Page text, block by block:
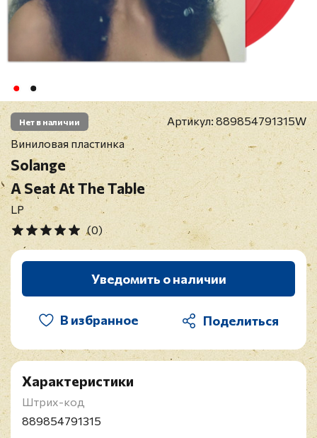
Нет в наличии Артикул:889854791315W
Виниловая пластинка
Solange
A Seat At The Table
LP
(0)
Уведомить о наличии
В избранное
Характеристики
Штрих-код
889854791315